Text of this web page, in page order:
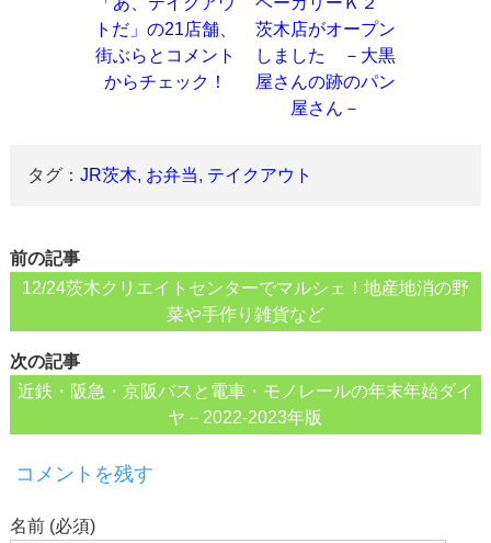
トだ」の21店舗、
街ぶらとコメント
からチェック！
茨木店がオープン
しました －大黒
屋さんの跡のパン
屋さん－
タグ：JR茨木, お弁当, テイクアウト
前の記事
12/24茨木クリエイトセンターでマルシェ！地産地消の野
菜や手作り雑貨など
次の記事
近鉄・阪急・京阪バスと電車・モノレールの年末年始ダイ
ヤ－2022-2023年版
コメントを残す
名前 (必須)